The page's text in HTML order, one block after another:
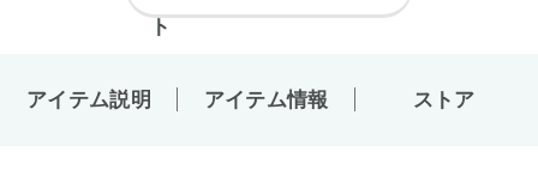
アイテム説明 アイテム情報 ストア